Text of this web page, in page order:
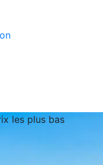
les plus bas